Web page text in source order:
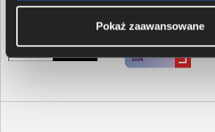
Pokaż zaawansowane